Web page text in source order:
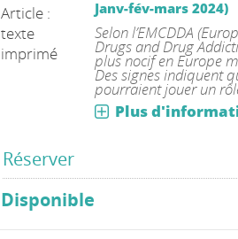
Article :
texte
imprimé
Janv-fév-mars 2024)
Selon l’EMCDDA
Drugs and Drug
plus nocif en Europe
Des signes indiquent
pourraient jouer un
Plus
Réserver
Disponible